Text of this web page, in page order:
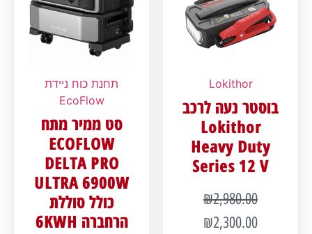
Lokithor
בוסטר נעה לרכב
Lokithor
Heavy Duty
Series 12 V
₪2,980.00
₪2,300.00
תחנת כוח ניידת
EcoFlow
סט ממיר מתח
ECOFLOW
DELTA PRO
ULTRA 6900W
כולל סוללת
הרחברה 6KWH